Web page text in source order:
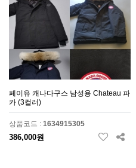
페이유 캐나다구스 남성용 Chateau 파
카 (3컬러)
상품코드 : 1634915305
386,000원